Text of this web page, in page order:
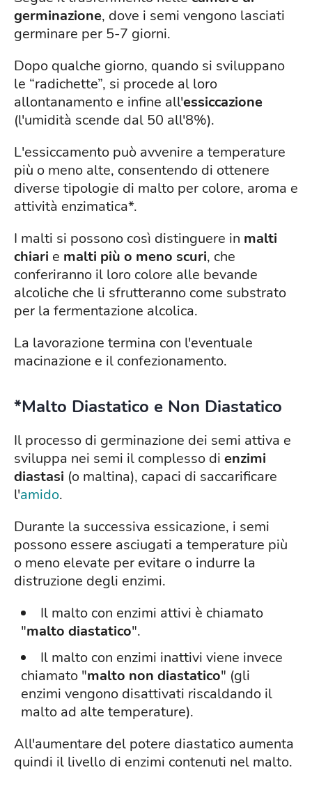
germinazione, dove i semi vengono lasciati
germinare per 5-7 giorni.
Dopo qualche giorno, quando si sviluppano
le “radichette”, si procede al loro
allontanamento e infine all'essiccazione
(l'umidità scende dal 50 all'8%).
L'essiccamento può avvenire a temperature
più o meno alte, consentendo di ottenere
diverse tipologie di malto per colore, aroma e
attività enzimatica*.
I malti si possono così distinguere in malti
chiari e malti più o meno scuri, che
conferiranno il loro colore alle bevande
alcoliche che li sfrutteranno come substrato
per la fermentazione alcolica.
La lavorazione termina con l'eventuale
macinazione e il confezionamento.
*Malto Diastatico e Non Diastatico
Il processo di germinazione dei semi attiva e
sviluppa nei semi il complesso di enzimi
diastasi (o maltina), capaci di saccarificare
l'amido.
Durante la successiva essicazione, i semi
possono essere asciugati a temperature più
o meno elevate per evitare o indurre la
distruzione degli enzimi.
Il malto con enzimi attivi è chiamato
"malto diastatico".
Il malto con enzimi inattivi viene invece
chiamato "malto non diastatico" (gli
enzimi vengono disattivati ​​riscaldando il
malto ad alte temperature).
All'aumentare del potere diastatico aumenta
quindi il livello di enzimi contenuti nel malto.